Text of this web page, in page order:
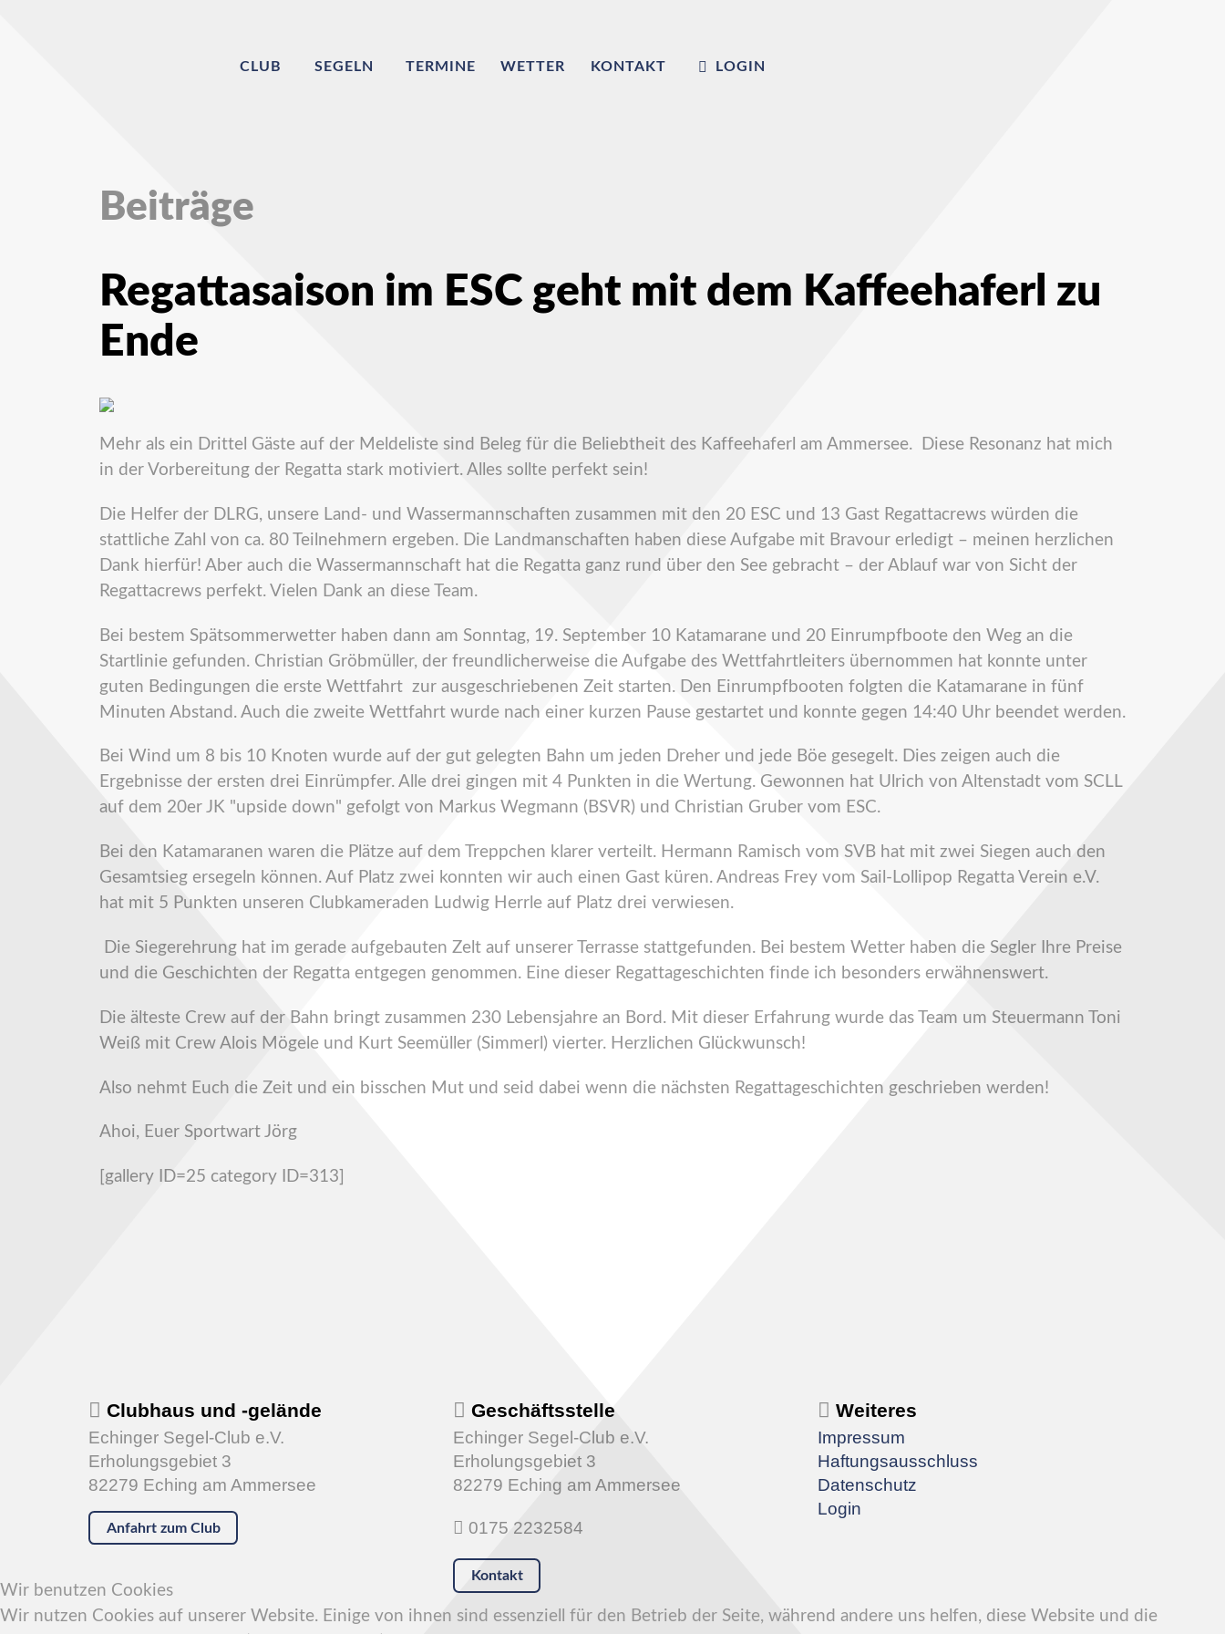
CLUB SEGELN TERMINE WETTER KONTAKT LOGIN
Beiträge
Regattasaison im ESC geht mit dem Kaffeehaferl zu
Ende
Mehr als ein Drittel Gäste auf der Meldeliste sind Beleg für die Beliebtheit des Kaffeehaferl am Ammersee. Diese Resonanz hat mich
in der Vorbereitung der Regatta stark motiviert. Alles sollte perfekt sein!
Die Helfer der DLRG, unsere Land- und Wassermannschaften zusammen mit den 20 ESC und 13 Gast Regattacrews würden die
stattliche Zahl von ca. 80 Teilnehmern ergeben. Die Landmanschaften haben diese Aufgabe mit Bravour erledigt – meinen herzlichen
Dank hierfür! Aber auch die Wassermannschaft hat die Regatta ganz rund über den See gebracht – der Ablauf war von Sicht der
Regattacrews perfekt. Vielen Dank an diese Team.
Bei bestem Spätsommerwetter haben dann am Sonntag, 19. September 10 Katamarane und 20 Einrumpfboote den Weg an die
Startlinie gefunden. Christian Gröbmüller, der freundlicherweise die Aufgabe des Wettfahrtleiters übernommen hat konnte unter
guten Bedingungen die erste Wettfahrt zur ausgeschriebenen Zeit starten. Den Einrumpfbooten folgten die Katamarane in fünf
Minuten Abstand. Auch die zweite Wettfahrt wurde nach einer kurzen Pause gestartet und konnte gegen 14:40 Uhr beendet werden.
Bei Wind um 8 bis 10 Knoten wurde auf der gut gelegten Bahn um jeden Dreher und jede Böe gesegelt. Dies zeigen auch die
Ergebnisse der ersten drei Einrümpfer. Alle drei gingen mit 4 Punkten in die Wertung. Gewonnen hat Ulrich von Altenstadt vom SCLL
auf dem 20er JK "upside down" gefolgt von Markus Wegmann (BSVR) und Christian Gruber vom ESC.
Bei den Katamaranen waren die Plätze auf dem Treppchen klarer verteilt. Hermann Ramisch vom SVB hat mit zwei Siegen auch den
Gesamtsieg ersegeln können. Auf Platz zwei konnten wir auch einen Gast küren. Andreas Frey vom Sail-Lollipop Regatta Verein e.V.
hat mit 5 Punkten unseren Clubkameraden Ludwig Herrle auf Platz drei verwiesen.
Die Siegerehrung hat im gerade aufgebauten Zelt auf unserer Terrasse stattgefunden. Bei bestem Wetter haben die Segler Ihre Preise
und die Geschichten der Regatta entgegen genommen. Eine dieser Regattageschichten finde ich besonders erwähnenswert.
Die älteste Crew auf der Bahn bringt zusammen 230 Lebensjahre an Bord. Mit dieser Erfahrung wurde das Team um Steuermann Toni
Weiß mit Crew Alois Mögele und Kurt Seemüller (Simmerl) vierter. Herzlichen Glückwunsch!
Also nehmt Euch die Zeit und ein bisschen Mut und seid dabei wenn die nächsten Regattageschichten geschrieben werden!
Ahoi, Euer Sportwart Jörg
[gallery ID=25 category ID=313]
Clubhaus und -gelände
Echinger Segel-Club e.V.
Erholungsgebiet 3
82279 Eching am Ammersee
Anfahrt zum Club
Geschäftsstelle
Echinger Segel-Club e.V.
Erholungsgebiet 3
82279 Eching am Ammersee
0175 2232584
Kontakt
Weiteres
Impressum
Haftungsausschluss
Datenschutz
Login
Wir benutzen Cookies
Wir nutzen Cookies auf unserer Website. Einige von ihnen sind essenziell für den Betrieb der Seite, während andere uns helfen, diese Website und die